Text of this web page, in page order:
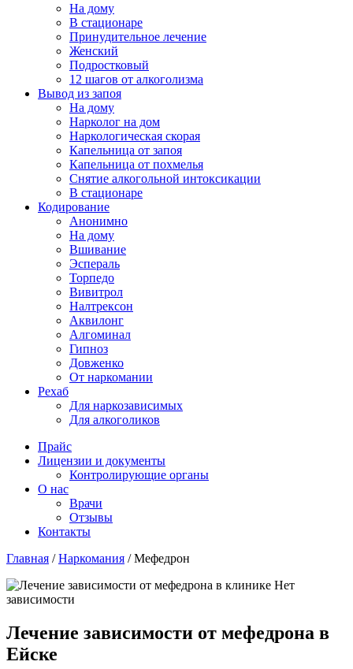
На дому
В стационаре
Принудительное лечение
Женский
Подростковый
12 шагов от алкоголизма
Вывод из запоя
На дому
Нарколог на дом
Наркологическая скорая
Капельница от запоя
Капельница от похмелья
Снятие алкогольной интоксикации
В стационаре
Кодирование
Анонимно
На дому
Вшивание
Эспераль
Торпедо
Вивитрол
Налтрексон
Аквилонг
Алгоминал
Гипноз
Довженко
От наркомании
Рехаб
Для наркозависимых
Для алкоголиков
Прайс
Лицензии и документы
Контролирующие органы
О нас
Врачи
Отзывы
Контакты
Главная /Наркомания /Мефедрон
Лечение зависимости от мефедрона в
Ейске